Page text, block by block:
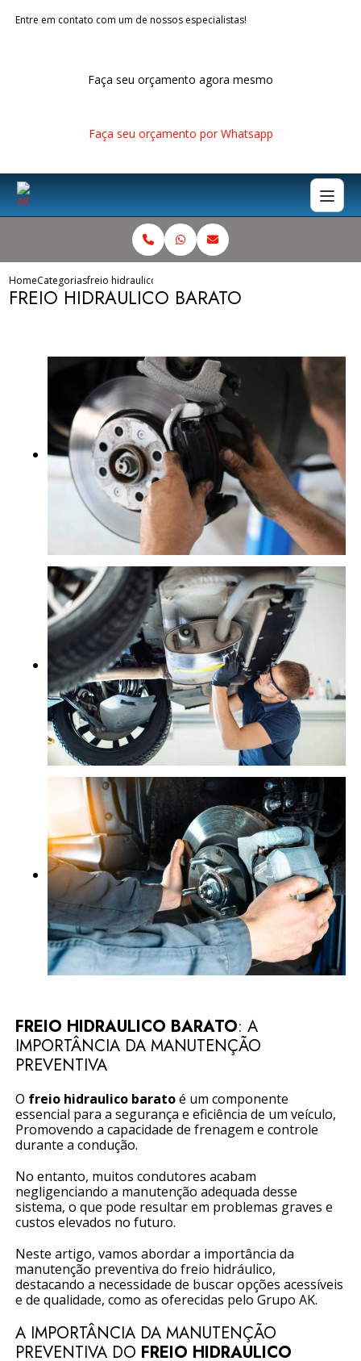
Entre em contato com um de nossos especialistas!
Faça seu orçamento agora mesmo
Faça seu orçamento por Whatsapp
HomeCategoriasfreio hidraulico barato
FREIO HIDRAULICO BARATO
FREIO HIDRAULICO BARATO: A
IMPORTÂNCIA DA MANUTENÇÃO
PREVENTIVA
O freio hidraulico baratoé um componente
essencial para a segurança e eficiência de um veículo,
Promovendo a capacidade de frenagem e controle
durante a condução.
No entanto, muitos condutores acabam
negligenciando a manutenção adequada desse
sistema, o que pode resultar em problemas graves e
custos elevados no futuro.
Neste artigo, vamos abordar a importância da
manutenção preventiva do freio hidráulico,
destacando a necessidade de buscar opções acessíveis
e de qualidade, como as oferecidas pelo Grupo AK.
A IMPORTÂNCIA DA MANUTENÇÃO
PREVENTIVA DO FREIO HIDRAULICO